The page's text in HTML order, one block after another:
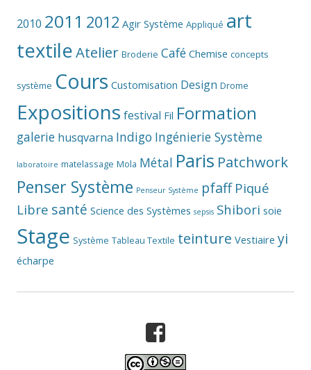
2010 2011 2012 Agir Système Appliqué art
textileAtelier Broderie Café Chemise concepts
système Cours Customisation Design Drome
Expositions festival Fil Formation
galerie husqvarna Indigo Ingénierie Système
laboratoire matelassage Mola Métal Paris Patchwork
Penser Système Penseur Système pfaff Piqué
Libre santé Science des Systèmes sepsis Shibori soie
Stage Système Tableau Textile teinture Vestiaire yi
écharpe
Facebook